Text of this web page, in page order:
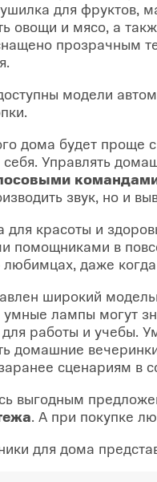
для фруктов,
овощи и мясо, а
прозрачным
модели
дома будет проще
Управлять
звук, но и
для красоты и
помощниками в
любимцах, даже
широкий
лампы могут
для работы и учебы.
домашние
сценариям в
выгодным
. А при покупке
для дома